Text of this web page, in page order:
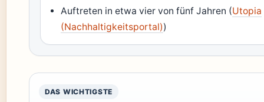
Auftreten in etwa vier von fünf Jahren (Utopia
(Nachhaltigkeitsportal))
DAS WICHTIGSTE